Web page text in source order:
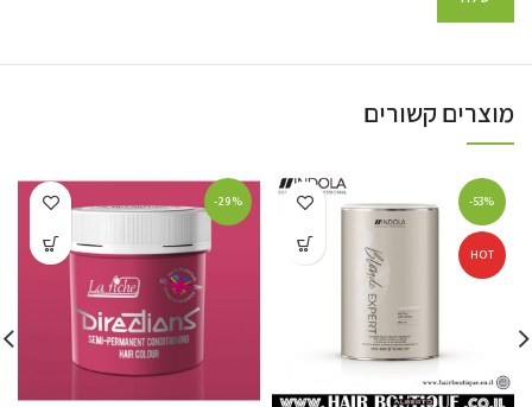
מוצרים קשורים
-53%
HOT
-29%